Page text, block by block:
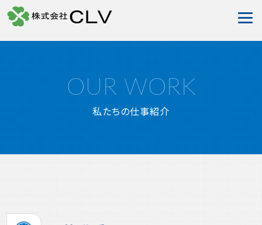
OUR WORK
私たちの仕事紹介